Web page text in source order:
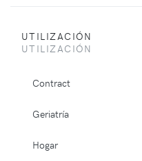
UTILIZACIÓN
UTILIZACIÓN
Contract
Geriatría
Hogar